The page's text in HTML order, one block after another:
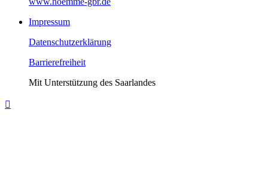
Impressum
Datenschutzerklärung
Barrierefreiheit
Mit Unterstützung des Saarlandes
